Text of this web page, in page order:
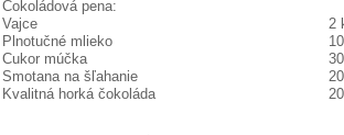
Čokoládová pena:
Vajce
2
Plnotučné mlieko
Cukor múčka
Smotana na šľahanie
Kvalitná horká čokoláda